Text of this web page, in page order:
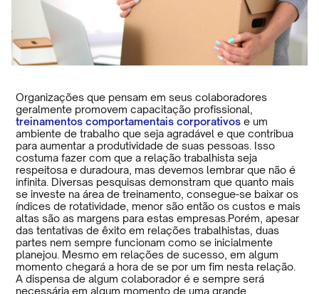
Organizações que pensam em seus colaboradores
geralmente promovem capacitação profissional,
treinamentos comportamentais corporativos e um
ambiente de trabalho que seja agradável e que contribua
para aumentar a produtividade de suas pessoas. Isso
costuma fazer com que a relação trabalhista seja
respeitosa e duradoura, mas devemos lembrar que não é
infinita. Diversas pesquisas demonstram que quanto mais
se investe na área de treinamento, consegue-se baixar os
índices de rotatividade, menor são então os custos e mais
altas são as margens para estas empresas.Porém, apesar
das tentativas de êxito em relações trabalhistas, duas
partes nem sempre funcionam como se inicialmente
planejou. Mesmo em relações de sucesso, em algum
momento chegará a hora de se por um fim nesta relação.
A dispensa de algum colaborador é e sempre será
necessária em algum momento de uma grande